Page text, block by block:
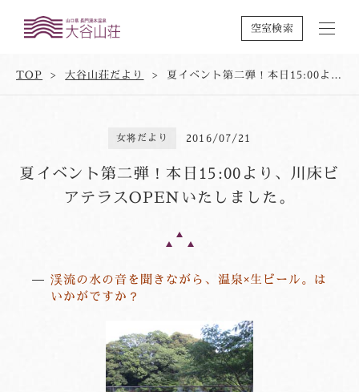
空室検索
TOP 大谷山荘だより 夏イベント第二弾！本日15:00より、川床ビアテラスOPENいたしました。
女将だより 2016/07/21
夏イベント第二弾！本日15:00より、川床ビ
アテラスOPENいたしました。
渓流の水の音を聞きながら、温泉×生ビール。は
いかがですか？